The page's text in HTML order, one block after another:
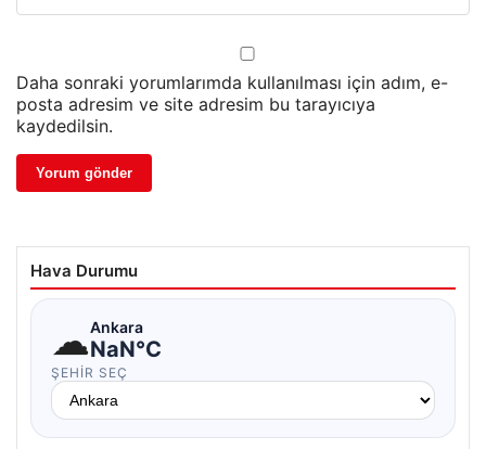
Daha sonraki yorumlarımda kullanılması için adım, e-
posta adresim ve site adresim bu tarayıcıya
kaydedilsin.
Hava Durumu
☁Ankara
NaN°C
ŞEHIR SEÇ